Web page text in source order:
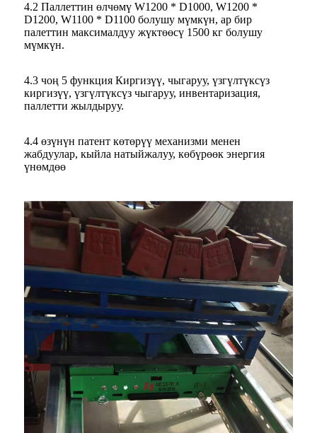
4.2 Паллеттин өлчөмү W1200 * D1000, W1200 *
D1200, W1100 * D1100 болушу мүмкүн, ар бир
палеттин максималдуу жүктөөсү 1500 кг болушу
мүмкүн.
4.3 чоң 5 функция Киргизүү, чыгаруу, үзгүлтүксүз
киргизүү, үзгүлтүксүз чыгаруу, инвентаризация,
паллетти жылдыруу.
4.4 өзүнүн патент көтөрүү механизми менен
жабдуулар, кыйла натыйжалуу, көбүрөөк энергия
үнөмдөө